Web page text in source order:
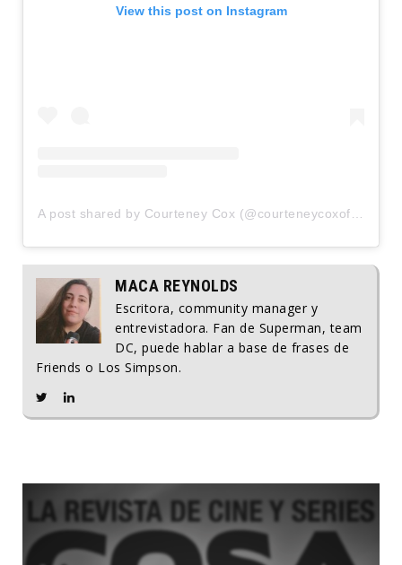
View this post on Instagram
MACA REYNOLDS
Escritora, community manager y
entrevistadora. Fan de Superman, team
DC, puede hablar a base de frases de
Friends o Los Simpson.